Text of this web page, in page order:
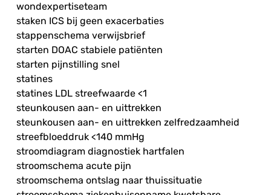
wondexpertiseteam
staken ICS bij geen exacerbaties
stappenschema verwijsbrief
starten DOAC stabiele patiënten
starten pijnstilling snel
statines
statines LDL streefwaarde <1
steunkousen aan- en uittrekken
steunkousen aan- en uittrekken zelfredzaamheid
streefbloeddruk <140 mmHg
stroomdiagram diagnostiek hartfalen
stroomschema acute pijn
stroomschema ontslag naar thuissituatie